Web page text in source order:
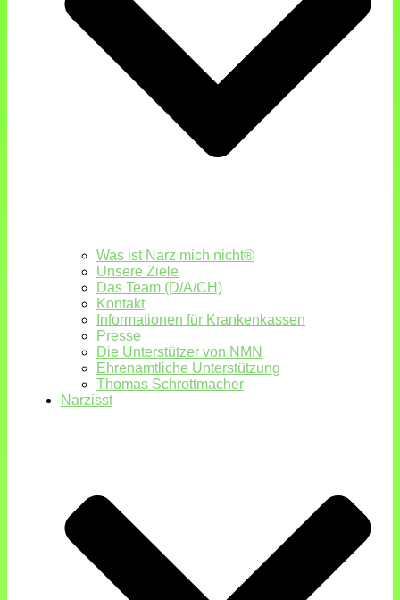
Was ist Narz mich nicht®
Unsere Ziele
Das Team (D/A/CH)
Kontakt
Informationen für Krankenkassen
Presse
Die Unterstützer von NMN
Ehrenamtliche Unterstützung
Thomas Schrottmacher
Narzisst